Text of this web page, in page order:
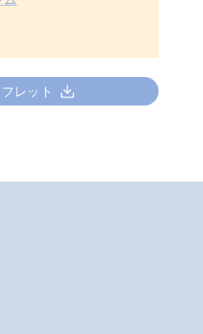
レット